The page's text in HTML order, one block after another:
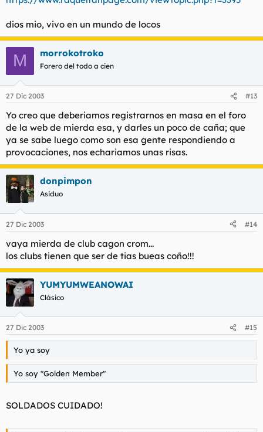
dios mio, vivo en un mundo de locos
M morrokotroko
Forero del todo a cien
27 Dic 2003 #13
Yo creo que deberiamos registrarnos en masa en el foro
de la web de mierda esa, y darles un poco de caña; que
ya se sabe luego como son esa gente respondiendo a
provocaciones, nos echariamos unas risas.
donpimpon
Asiduo
27 Dic 2003 #14
vaya mierda de club cagon crom...
los clubs tienen que ser de tias bueas coño!!!
YUMYUMWEANOWAI
Clásico
27 Dic 2003 #15
Yo ya soy
Yo soy "Golden Member"
SOLDADOS CUIDADO!